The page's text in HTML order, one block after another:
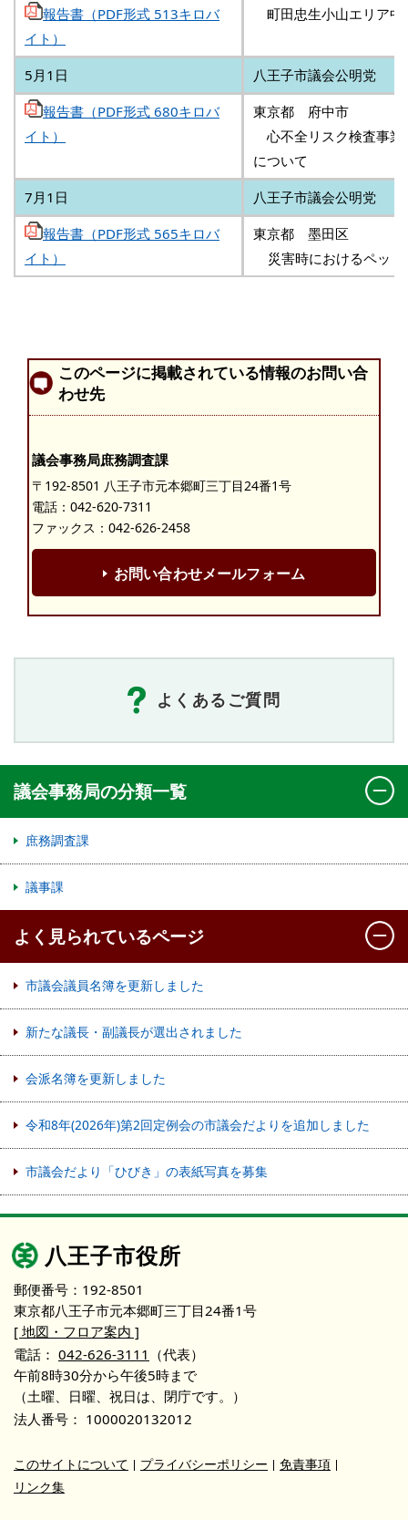
報告書（PDF形式 513キロバ
イト）
町田忠生小山エリア中
5月1日
八王子市議会公明党
報告書（PDF形式 680キロバ
イト）
東京都 府中市
心不全リスク検査事業
について
7月1日
八王子市議会公明党
報告書（PDF形式 565キロバ
イト）
東京都 墨田区
災害時におけるペット
このページに掲載されている情報のお問い合
わせ先
議会事務局庶務調査課
〒192-8501 八王子市元本郷町三丁目24番1号
電話： 042-620-7311
ファックス：042-626-2458
お問い合わせメールフォーム
よくあるご質問
議会事務局の分類一覧
庶務調査課
議事課
よく見られているページ
市議会議員名簿を更新しました
新たな議長・副議長が選出されました
会派名簿を更新しました
令和8年(2026年)第2回定例会の市議会だよりを追加しました
市議会だより「ひびき」の表紙写真を募集
八王子市役所
郵便番号：192-8501
東京都八王子市元本郷町三丁目24番1号
[ 地図・フロア案内 ]
電話： 042-626-3111 （代表）
午前8時30分から午後5時まで
（土曜、日曜、祝日は、閉庁です。）
法人番号： 1000020132012
このサイトについて プライバシーポリシー
免責事項
リンク集